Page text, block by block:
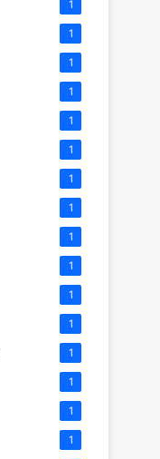
1
1
1
1
1
1
1
1
1
1
1
1
1
1
1
1